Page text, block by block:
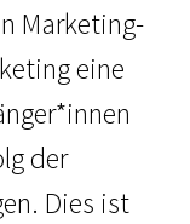
Marketing-
eine
der
Dies ist